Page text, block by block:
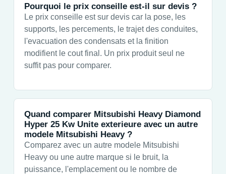
Pourquoi le prix conseille est-il sur devis ?
Le prix conseille est sur devis car la pose, les
supports, les percements, le trajet des conduites,
l'evacuation des condensats et la finition
modifient le cout final. Un prix produit seul ne
suffit pas pour comparer.
Quand comparer Mitsubishi Heavy Diamond
Hyper 25 Kw Unite exterieure avec un autre
modele Mitsubishi Heavy ?
Comparez avec un autre modele Mitsubishi
Heavy ou une autre marque si le bruit, la
puissance, l'emplacement ou le nombre de